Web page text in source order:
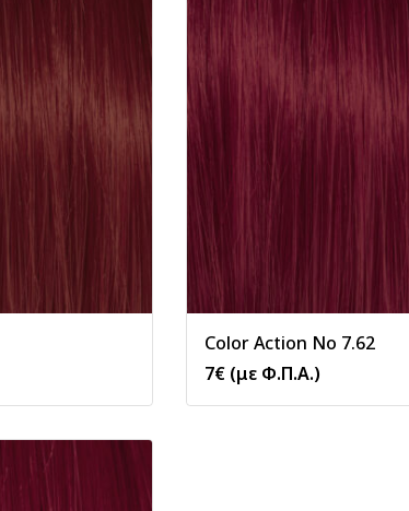
Color Action No 7.62
7€ (με Φ.Π.Α.)